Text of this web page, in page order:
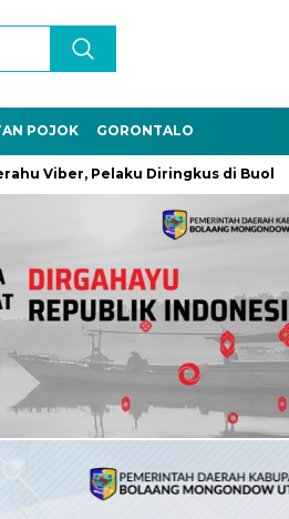
POJOK GORONTALO
Viber, Pelaku Diringkus di Buol